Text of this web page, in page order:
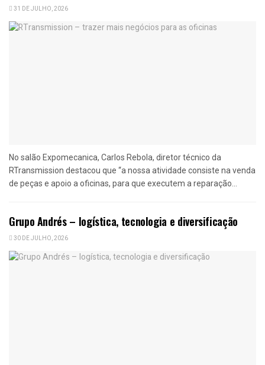
31 DE JULHO, 2026
No salão Expomecanica, Carlos Rebola, diretor técnico da
RTransmission destacou que “a nossa atividade consiste na venda
de peças e apoio a oficinas, para que executem a reparação...
Grupo Andrés – logística, tecnologia e diversificação
30 DE JULHO, 2026